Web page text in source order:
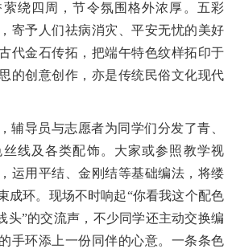
绕四周，节令氛围格外浓厚。五彩
寄予人们祛病消灾、平安无忧的美好
代金石传拓，把端午特色纹样拓印于
的创意创作，亦是传统民俗文化现代
辅导员与志愿者为同学们分发了青、
线及各类配饰。大家或参照教学视
运用平结、金刚结等基础编法，将缕
成环。现场不时响起“你看我这个配色
头”的交流声，不少同学还主动交换编
手环添上一份同伴的心意。一条条色